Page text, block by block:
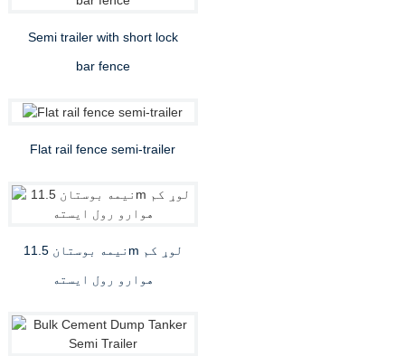
Semi trailer with short lock
bar fence
Flat rail fence semi-trailer
نیمه بوستان 11.5m لوړ کم
هوارو رول ایسته